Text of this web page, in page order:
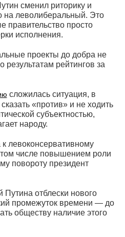
сменил риторику и
на леволиберальный. Это
правительство просто
исполнения.
проекты до добра не
рейтингов за
сложилась ситуация, в
«против» и не ходить
субъектностью,
народу.
левоконсервативному
том числе повышением роли
повороту президент
отблески нового
промежуток времени — до
обществу наличие этого